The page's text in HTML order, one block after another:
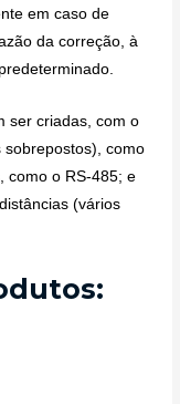
em caso de
da correção, à
ser criadas, com o
sobrepostos), como
como o RS-485; e
(vários